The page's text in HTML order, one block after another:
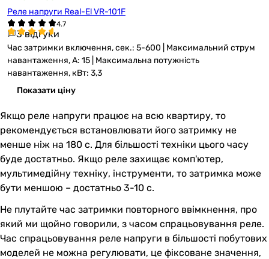
Реле напруги Real-El VR-101F
3 відгуки
Час затримки включення, сек.: 5-600 | Максимальний струм
навантаження, А: 15 | Максимальна потужність
навантаження, кВт: 3,3
Показати ціну
Якщо реле напруги працює на всю квартиру, то
рекомендується встановлювати його затримку не
менше ніж на 180 с. Для більшості техніки цього часу
буде достатньо. Якщо реле захищає комп'ютер,
мультимедійну техніку, інструменти, то затримка може
бути меншою – достатньо 3-10 с.
Не плутайте час затримки повторного ввімкнення, про
який ми щойно говорили, з часом спрацьовування реле.
Час спрацьовування реле напруги в більшості побутових
моделей не можна регулювати, це фіксоване значення,